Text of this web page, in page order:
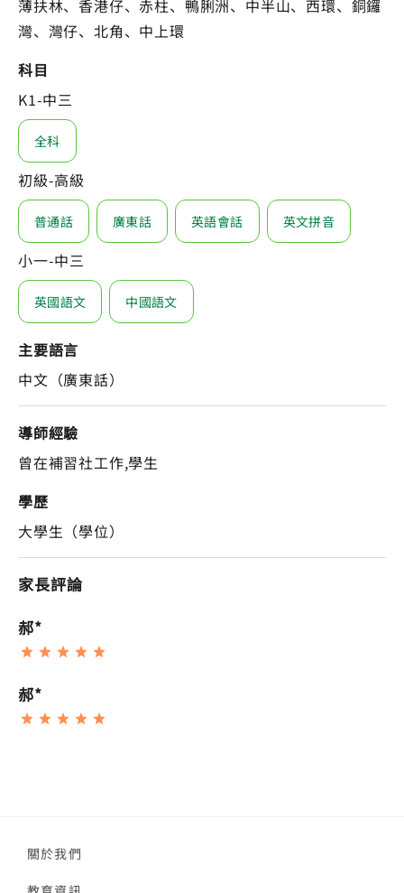
薄扶林、香港仔、赤柱、鴨脷洲、中半山、西環、銅鑼
灣、灣仔、北角、中上環
科目
K1-中三
全科
初級-高級
普通話 廣東話 英語會話 英文拼音
小一-中三
英國語文 中國語文
主要語言
中文（廣東話）
導師經驗
曾在補習社工作,學生
學歷
大學生（學位）
家長評論
郝*
郝*
關於我們